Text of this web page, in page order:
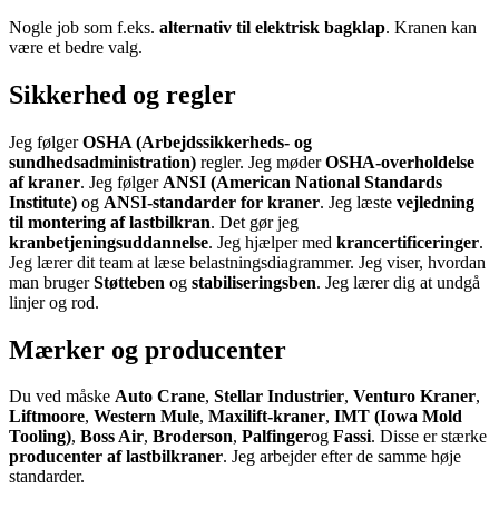
Nogle job som f.eks. alternativ til elektrisk bagklap. Kranen kan
være et bedre valg.
Sikkerhed og regler
Jeg følgerOSHA (Arbejdssikkerheds- og
sundhedsadministration) regler. Jeg møderOSHA-overholdelse
af kraner. Jeg følger ANSI (American National Standards
Institute) og ANSI-standarder for kraner. Jeg læste vejledning
til montering af lastbilkran. Det gør jeg
kranbetjeningsuddannelse. Jeg hjælper med krancertificeringer.
Jeg lærer dit team at læse belastningsdiagrammer. Jeg viser, hvordan
man brugerStøtteben og stabiliseringsben. Jeg lærer dig at undgå
linjer og rod.
Mærker og producenter
Du ved måske Auto Crane, Stellar Industrier, Venturo Kraner,
Liftmoore, Western Mule, Maxilift-kraner, IMT (Iowa Mold
Tooling), Boss Air, Broderson, Palfingerog Fassi. Disse er stærke
producenter af lastbilkraner. Jeg arbejder efter de samme høje
standarder.